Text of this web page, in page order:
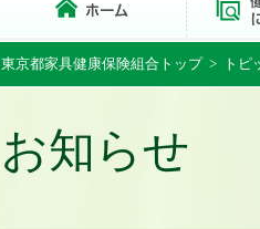
東京都家具健康保険組合トップ> トピ
お知らせ